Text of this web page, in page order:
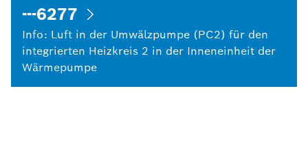
---6277
Info: Luft in der Umwälzpumpe (PC2) für den
integrierten Heizkreis 2 in der Inneneinheit der
Wärmepumpe